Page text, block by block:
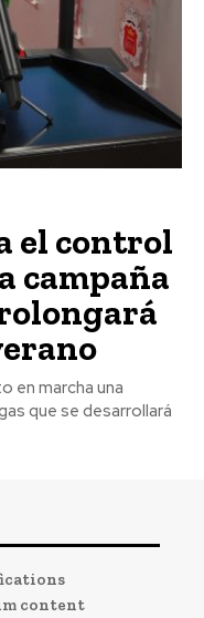
el control
campaña
en marcha una
que se desarrollará
content